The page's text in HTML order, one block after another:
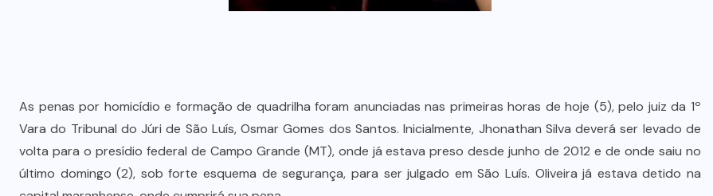
As penas por homicídio e formação de quadrilha foram anunciadas nas primeiras horas de hoje (5), pelo juiz da 1º
Vara do Tribunal do Júri de São Luís, Osmar Gomes dos Santos. Inicialmente, Jhonathan Silva deverá ser levado de
volta para o presídio federal de Campo Grande (MT), onde já estava preso desde junho de 2012 e de onde saiu no
último domingo (2), sob forte esquema de segurança, para ser julgado em São Luís. Oliveira já estava detido na